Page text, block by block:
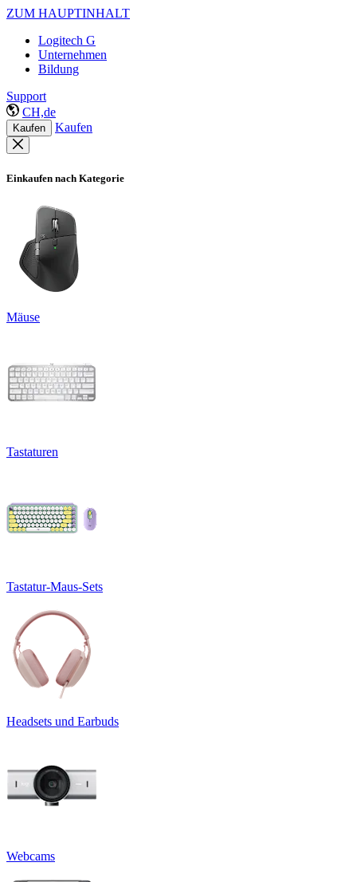
ZUM HAUPTINHALT
Logitech G
Unternehmen
Bildung
Support
CH,de
Kaufen Kaufen
Einkaufen nach Kategorie
Mäuse
Tastaturen
Tastatur-Maus-Sets
Headsets und Earbuds
Webcams